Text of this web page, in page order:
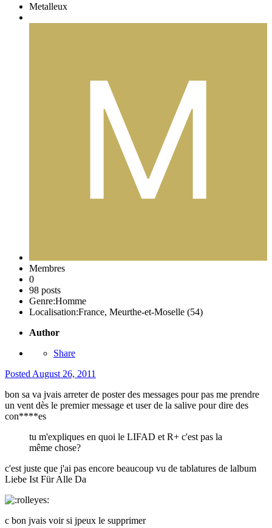
Metalleux
Membres
0
98 posts
Genre:Homme
Localisation:France, Meurthe-et-Moselle (54)
Author
Share
Posted August 26, 2011
bon sa va jvais arreter de poster des messages pour pas me prendre
un vent dès le premier message et user de la salive pour dire des
con****es
tu m'expliques en quoi le LIFAD et R+ c'est pas la
même chose?
c'est juste que j'ai pas encore beaucoup vu de tablatures de lalbum
Liebe Ist Für Alle Da
c bon jvais voir si jpeux le supprimer